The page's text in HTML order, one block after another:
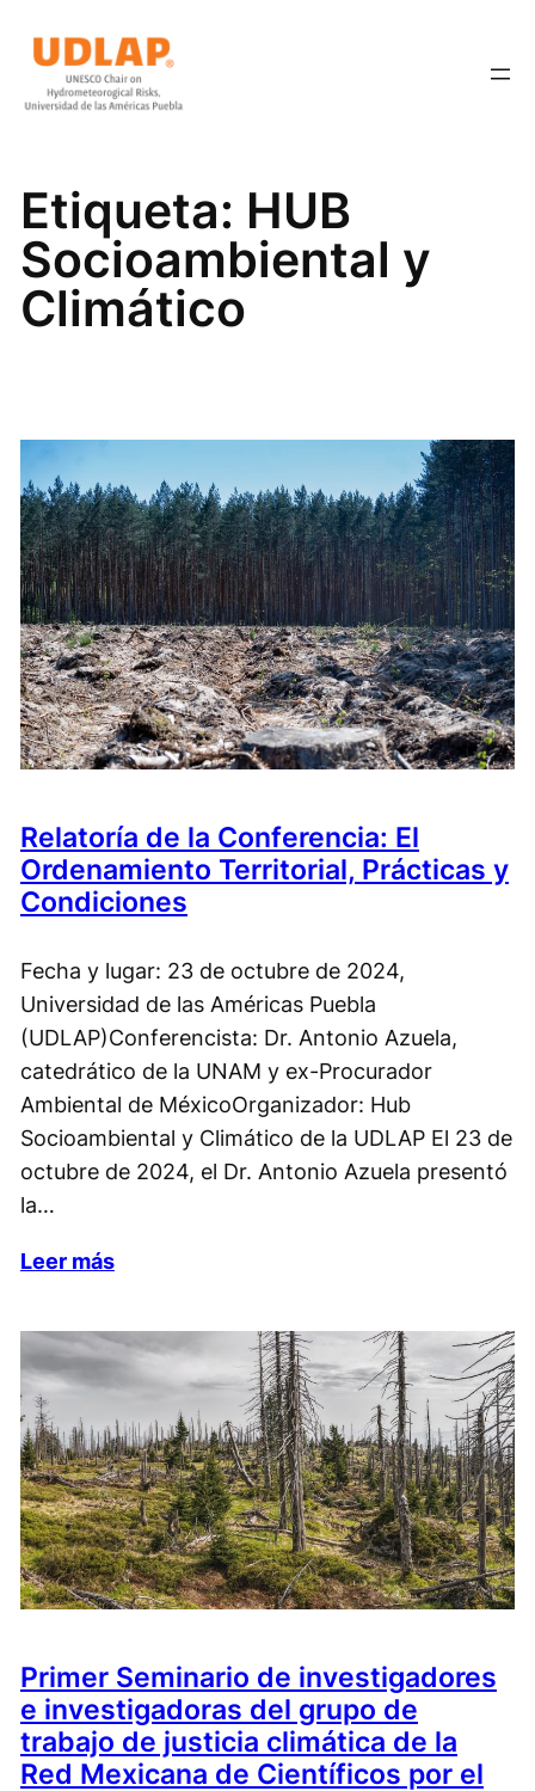
contenido
Etiqueta: HUB
Socioambiental y
Climático
Relatoría de la Conferencia: El
Ordenamiento Territorial, Prácticas y
Condiciones
Fecha y lugar: 23 de octubre de 2024,
Universidad de las Américas Puebla
(UDLAP)Conferencista: Dr. Antonio Azuela,
catedrático de la UNAM y ex-Procurador
Ambiental de MéxicoOrganizador: Hub
Socioambiental y Climático de la UDLAP El 23 de
octubre de 2024, el Dr. Antonio Azuela presentó
la…
Leer más
Primer Seminario de investigadores
e investigadoras del grupo de
trabajo de justicia climática de la
Red Mexicana de Científicos por el